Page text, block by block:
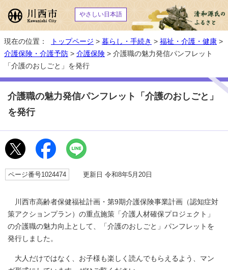
やさしい日本語
現在の位置： トップページ > 暮らし・手続き > 福祉・介護・健康 >
介護保険・介護予防 > 介護保険 > 介護職の魅力発信パンフレット
「介護のおしごと」を発行
介護職の魅力発信パンフレット「介護のおしごと」
を発行
ページ番号1024474 更新日 令和8年5月20日
川西市高齢者保健福祉計画・第9期介護保険事業計画（認知症対
策アクションプラン）の重点施策「介護人材確保プロジェクト」
の介護職の魅力向上として、「介護のおしごと」パンフレットを
発行しました。
大人だけではなく、お子様も楽しく読んでもらえるよう、マン